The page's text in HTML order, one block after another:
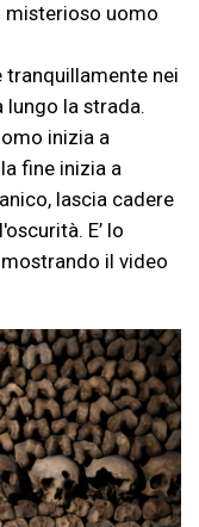
misterioso uomo
tranquillamente nei
lungo la strada.
inizia a
fine inizia a
lascia cadere
E’ lo
il video